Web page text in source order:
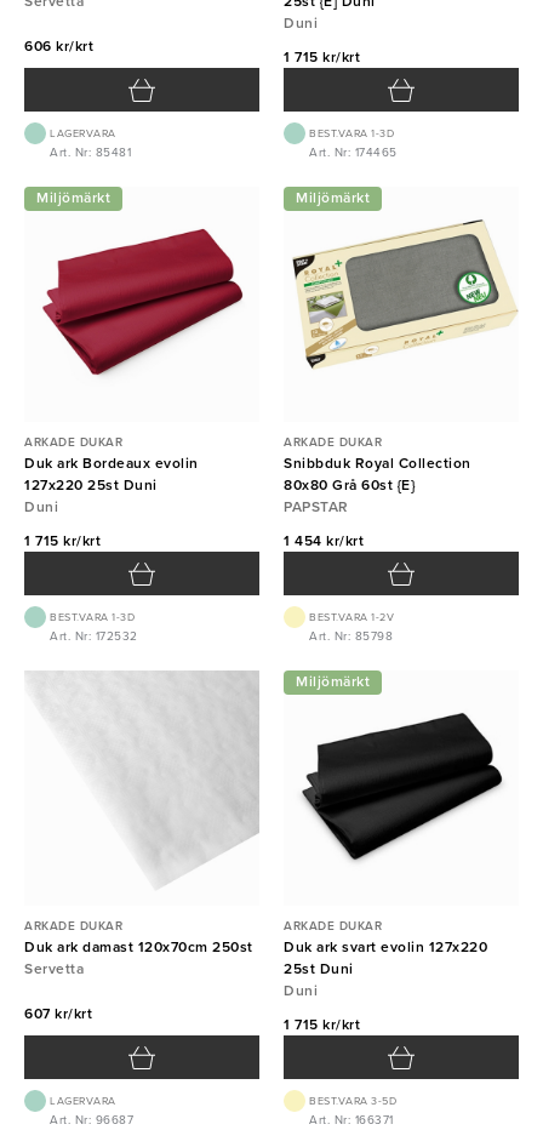
606 kr/krt
LAGERVARA
Art. Nr: 85481
Duni
1 715 kr/krt
BEST.VARA 1-3D
Art. Nr: 174465
Miljömärkt
ARKADE DUKAR
Duk ark Bordeaux evolin
127x220 25st Duni
Duni
1 715 kr/krt
BEST.VARA 1-3D
Art. Nr: 172532
Miljömärkt
ARKADE DUKAR
Snibbduk Royal Collection
80x80 Grå 60st {E}
PAPSTAR
1 454 kr/krt
BEST.VARA 1-2V
Art. Nr: 85798
ARKADE DUKAR
Duk ark damast 120x70cm 250st
Servetta
607 kr/krt
LAGERVARA
Art. Nr: 96687
Miljömärkt
ARKADE DUKAR
Duk ark svart evolin 127x220
25st Duni
Duni
1 715 kr/krt
BEST.VARA 3-5D
Art. Nr: 166371